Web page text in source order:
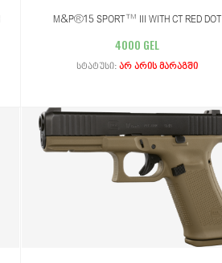
M&P®15 SPORT™ III WITH CT RED DOT
4000 GEL
სტატუსი:არ არის მარაგში